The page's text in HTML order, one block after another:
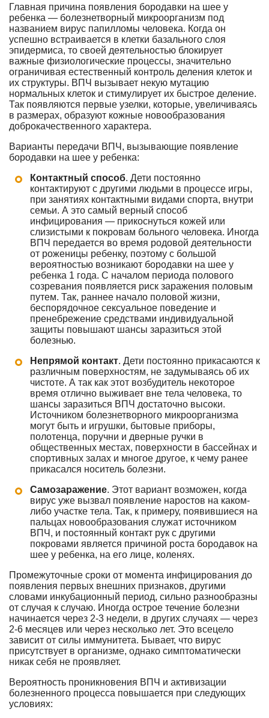
Главная причина появления бородавки на шее у
ребенка — болезнетворный микроорганизм под
названием вирус папилломы человека. Когда он
успешно встраивается в клетки базального слоя
эпидермиса, то своей деятельностью блокирует
важные физиологические процессы, значительно
ограничивая естественный контроль деления клеток и
их структуры. ВПЧ вызывает некую мутацию
нормальных клеток и стимулирует их быстрое деление.
Так появляются первые узелки, которые, увеличиваясь
в размерах, образуют кожные новообразования
доброкачественного характера.
Варианты передачи ВПЧ, вызывающие появление
бородавки на шее у ребенка:
Контактный способ. Дети постоянно
контактируют с другими людьми в процессе игры,
при занятиях контактными видами спорта, внутри
семьи. А это самый верный способ
инфицирования — прикоснуться кожей или
слизистыми к покровам больного человека. Иногда
ВПЧ передается во время родовой деятельности
от роженицы ребенку, поэтому с большой
вероятностью возникают бородавки на шее у
ребенка 1 года. С началом периода полового
созревания появляется риск заражения половым
путем. Так, раннее начало половой жизни,
беспорядочное сексуальное поведение и
пренебрежение средствами индивидуальной
защиты повышают шансы заразиться этой
болезнью.
Непрямой контакт. Дети постоянно прикасаются к
различным поверхностям, не задумываясь об их
чистоте. А так как этот возбудитель некоторое
время отлично выживает вне тела человека, то
шансы заразиться ВПЧ достаточно высоки.
Источником болезнетворного микроорганизма
могут быть и игрушки, бытовые приборы,
полотенца, поручни и дверные ручки в
общественных местах, поверхности в бассейнах и
спортивных залах и многое другое, к чему ранее
прикасался носитель болезни.
Самозаражение. Этот вариант возможен, когда
вирус уже вызвал появление наростов на каком-
либо участке тела. Так, к примеру, появившиеся на
пальцах новообразования служат источником
ВПЧ, и постоянный контакт рук с другими
покровами является причиной роста бородавок на
шее у ребенка, на его лице, коленях.
Промежуточные сроки от момента инфицирования до
появления первых внешних признаков, другими
словами инкубационный период, сильно разнообразны
от случая к случаю. Иногда острое течение болезни
начинается через 2-3 недели, в других случаях — через
2-6 месяцев или через несколько лет. Это всецело
зависит от силы иммунитета. Бывает, что вирус
присутствует в организме, однако симптоматически
никак себя не проявляет.
Вероятность проникновения ВПЧ и активизации
болезненного процесса повышается при следующих
условиях: